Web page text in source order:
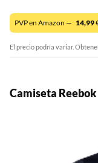
PVP en Amazon — 14,99
El precio podría variar.
Camiseta Reebok